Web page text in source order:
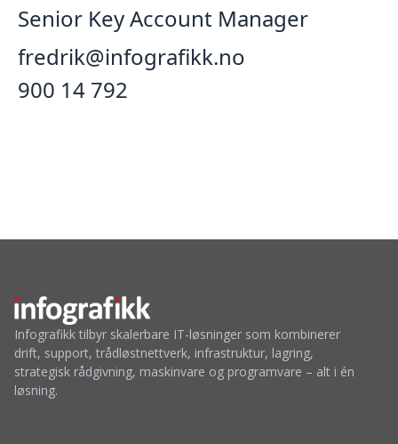
Senior Key Account Manager
fredrik@infografikk.no
‭900 14 792‬
Infografikk tilbyr skalerbare IT-løsninger som kombinerer
drift, support, trådløstnettverk, infrastruktur, lagring,
strategisk rådgivning, maskinvare og programvare – alt i én
løsning.